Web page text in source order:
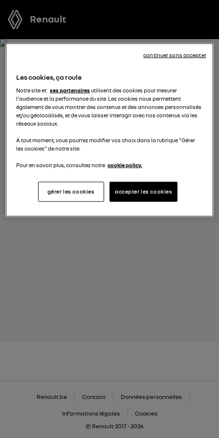
Renault
RECEVEZ GRATUITEMENT
VOTRE OFFRE POUR KANGOO
Nous nous tenons à votre disposition pour vous
proposer l’offre la plus avantageuse, des solutions de
financement adaptées à votre situation et vous
conseiller dans votre projet d’achat.
sélectionnez un distributeur
Renault.be Contact Données personnelles
Informations légales
Cookies
© Renault 2017 - 2026
Les cookies, ça roule
Notre site et ses partenairesutilisent des cookies pour mesurer
l'audience et la performance du site. Les cookies nous permettent
également de vous montrer des contenus et des annonces personnalisés
et/ou géolocalisés, et de vous laisser interagir avec nos contenus via les
réseaux sociaux.
A tout moment, vous pourrez modifier vos choix dans la rubrique "Gérer
les cookies" de notre site.
Pour en savoir plus, consultez notre cookie policy.
accepter les cookies
gérer les cookies
continuer sans accepter